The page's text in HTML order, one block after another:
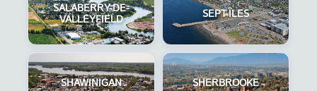
SALABERRY-DE-
VALLEYFIELD
SEPT-ÎLES
SHAWINIGAN SHERBROOKE